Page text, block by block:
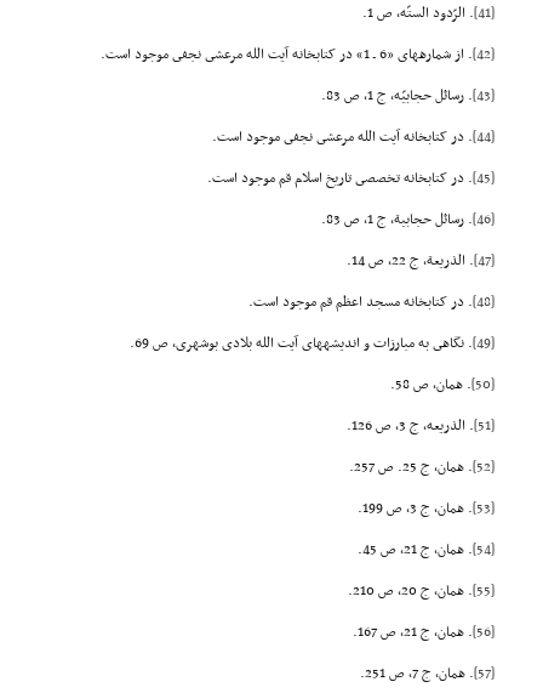
[41]
. الرّدود الستّه، ص 1.
[42]
. از شمارههاى «6 ـ 1» در کتابخانه آیت الله مرعشى نجفى موجود است.
[43]
. رسائل حجابیّه، ج 1، ص 83.
[44]
. در کتابخانه آیت الله مرعشى نجفى موجود است.
[45]
. در کتابخانه تخصصى تاریخ اسلام قم موجود است.
[46]
. رسائل حجابیة، ج 1، ص 83.
[47]
. الذریعة، ج 22، ص 14.
[48]
. در کتابخانه مسجد اعظم قم موجود است.
[49]
. نگاهى به مبارزات و اندیشههاى آیت الله بلادى بوشهرى، ص 69.
[50]
. همان، ص 58.
[51]
. الذریعه، ج 3، ص 126.
[52]
. همان، ج 25. ص 257.
[53]
. همان، ج 3، ص 199.
[54]
. همان، ج 21، ص 45.
[55]
. همان، ج 20، ص 210.
[56]
. همان، ج 21، ص 167.
[57]
. همان، ج 7، ص 251.